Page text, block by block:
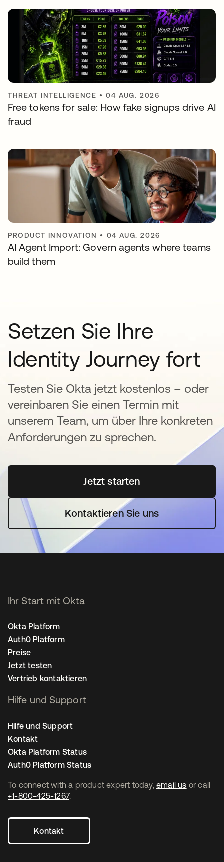
THREAT INTELLIGENCE •04 AUG. 2026
Free tokens for sale: How fake signups drive AI
fraud
PRODUCT INNOVATION • 04 AUG. 2026
AI Agent Import: Govern agents where teams
build them
Setzen Sie Ihre
Identity Journey fort
Testen Sie Okta jetzt kostenlos – oder
vereinbaren Sie einen Termin mit
unserem Team, um über Ihre konkreten
Anforderungen zu sprechen.
Jetzt startenwird in einer neuen
Kontaktieren Sie uns
To connect with a product expert today, email us or call
+1-800-425-1267.
Kontakt
Ihr Start mit Okta
Okta Platform
Auth0 Platform
Preise
Jetzt testen
Vertrieb kontaktieren
Hilfe und Support
Hilfe und Support
Kontakt
Okta Platform Status
Auth0 Platform Status